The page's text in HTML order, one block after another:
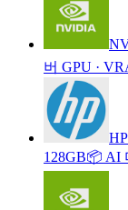
버 GPU ·
128GB📦 AI